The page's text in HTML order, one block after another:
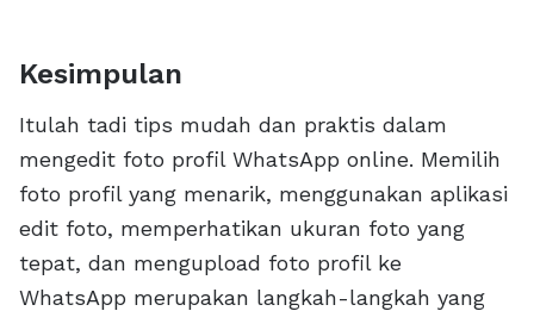
Kesimpulan
Itulah tadi tips mudah dan praktis dalam
mengedit foto profil WhatsApp online. Memilih
foto profil yang menarik, menggunakan aplikasi
edit foto, memperhatikan ukuran foto yang
tepat, dan mengupload foto profil ke
WhatsApp merupakan langkah-langkah yang